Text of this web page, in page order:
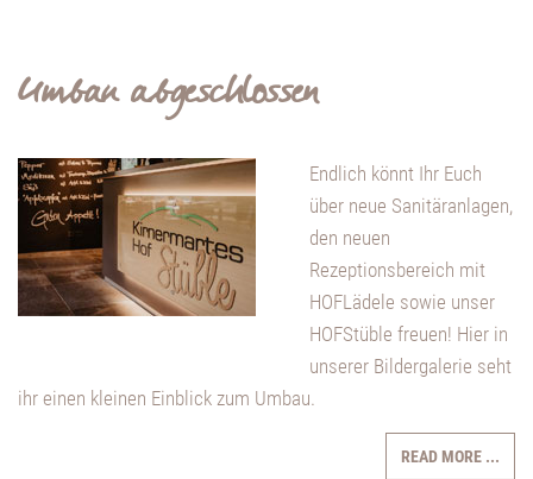
Umbau abgeschlossen
Endlich könnt Ihr Euch
über neue Sanitäranlagen,
den neuen
Rezeptionsbereich mit
HOFLädele sowie unser
HOFStüble freuen! Hier in
unserer Bildergalerie seht
ihr einen kleinen Einblick zum Umbau.
READ MORE ...